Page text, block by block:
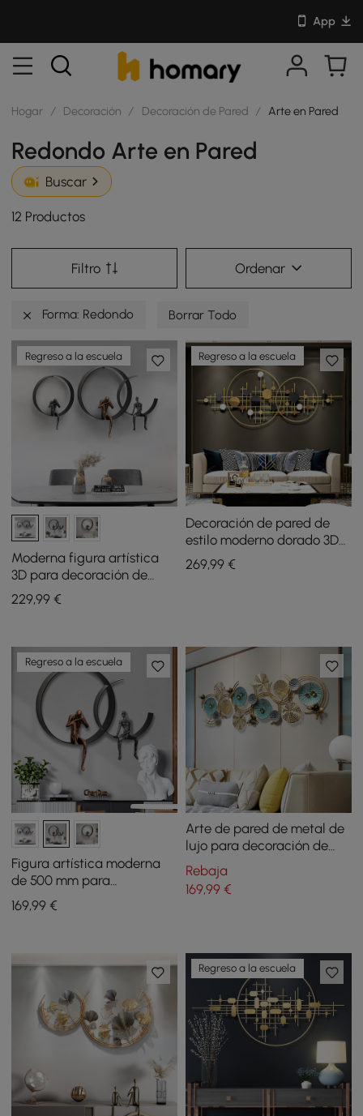
App
Hogar / Decoración / Decoración de Pared / Arte en Pared
Redondo Arte en Pared
Buscar
12 Productos
Filtro Ordenar
Forma: Redondo Borrar Todo
Regreso a la escuela
Moderna figura artística
3D para decoración de
pared de metal y resina en
color negro
229,99 €
Regreso a la escuela
Decoración de pared de
estilo moderno dorado 3D
metal para colgar el hogar
269,99€
Regreso a la escuela
Figura artística moderna
de 500 mm para
decoración de pared en 3D,
metal y resina, color negro
169,99 €
Arte de pared de metal de
lujo para decoración de
pared con hojas de loto en
3D, 1200 mm de ancho x
470 mm de alto
Rebaja
169,99€
Regreso a la escuela